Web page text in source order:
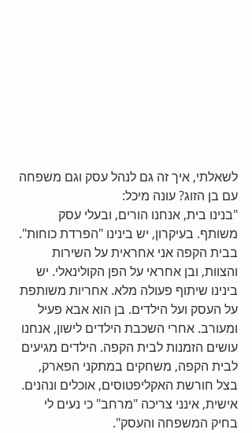
לשאלתי, איך זה גם לנהל עסק וגם משפחה
עם בן הזוג? עונה מיכל:
"בנינו בית, אנחנו הורים, ובעלי עסק
משותף. בעיקרון, יש בינינו "הפרדת כוחות".
בבית הקפה אני אחראית על השירות
והצוות, ובן אחראי על הפן הקולינאלי. יש
בינינו שיתוף פעולה מלא. אחריות משותפת
על העסק ועל הילדים. בן הוא אבא פעיל
ומעורב. אחרי השכבת הילדים לישון, אנחנו
עושים הזמנות לבית הקפה. הילדים מגיעים
לבית הקפה, משחקים במתקני הפארק,
בצל חורשת האקליפטוסים, אוכלים ונהנים.
אישית, אינני צריכה "מרחב" כי נעים לי
בחיק המשפחה והעסק".